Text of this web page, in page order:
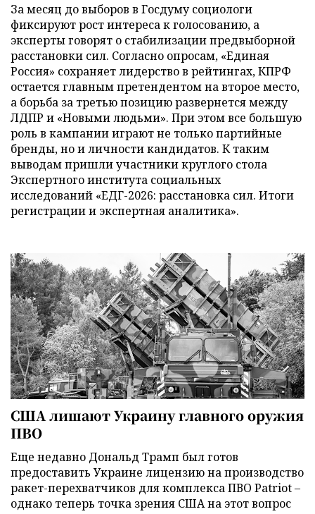
За месяц до выборов в Госдуму социологи
фиксируют рост интереса к голосованию, а
эксперты говорят о стабилизации предвыборной
расстановки сил. Согласно опросам, «Единая
Россия» сохраняет лидерство в рейтингах, КПРФ
остается главным претендентом на второе место,
а борьба за третью позицию развернется между
ЛДПР и «Новыми людьми». При этом все большую
роль в кампании играют не только партийные
бренды, но и личности кандидатов. К таким
выводам пришли участники круглого стола
Экспертного института социальных
исследований «ЕДГ-2026: расстановка сил. Итоги
регистрации и экспертная аналитика».
США лишают Украину главного оружия
ПВО
Еще недавно Дональд Трамп был готов
предоставить Украине лицензию на производство
ракет-перехватчиков для комплекса ПВО Patriot –
однако теперь точка зрения США на этот вопрос